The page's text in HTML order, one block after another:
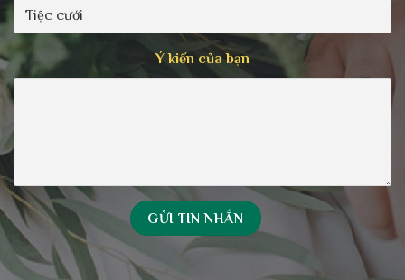
Ý kiến của bạn